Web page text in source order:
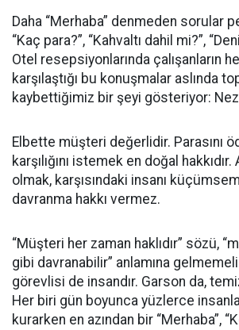
Daha “Merhaba” denmeden sorular
“Kaç para?”, “Kahvaltı dahil mi?”,
Otel resepsiyonlarında çalışanların
karşılaştığı bu konuşmalar aslında
kaybettiğimiz bir şeyi gösteriyor:
Elbette müşteri değerlidir. Parasını
karşılığını istemek en doğal
olmak, karşısındaki insanı
davranma hakkı vermez.
“Müşteri her zaman haklıdır” sözü,
gibi davranabilir” anlamına
görevlisi de insandır. Garson da,
Her biri gün boyunca yüzlerce
kurarken en azından bir “Merhaba”,